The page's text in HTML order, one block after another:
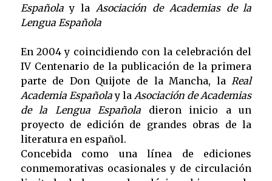
Españolay la Asociación de Academias de la
Lengua Española
En 2004 y coincidiendo con la celebración del
IV Centenario de la publicación de la primera
parte de Don Quijote de la Mancha, la Real
Academia Españolay la Asociación de Academias
de la Lengua Española dieron inicio a un
proyecto de edición de grandes obras de la
literatura en español.
Concebida como una línea de ediciones
conmemorativas ocasionales y de circulación